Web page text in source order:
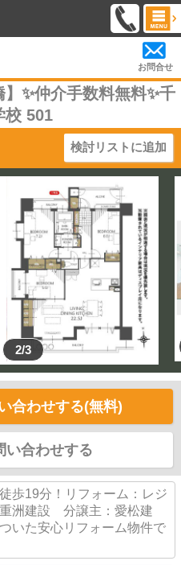
お問合せ
✨️仲介手数料無料✨️千
校 501
検討リストに追加
2/3
合わせする(無料)
い合わせする
歩19分！リフォーム：レジ
洲建設 分譲主：愛松建
いた安心リフォーム物件で